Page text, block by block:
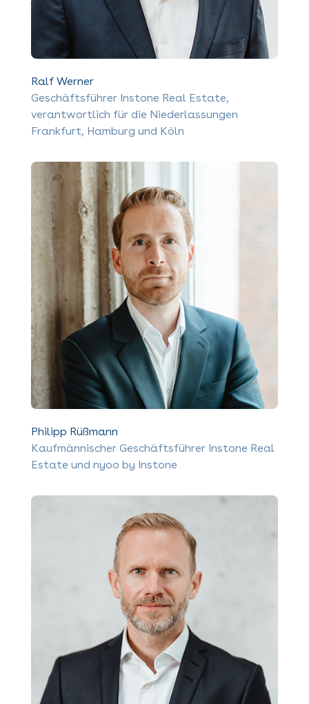
Ralf Werner
Geschäftsführer Instone Real Estate,
verantwortlich für die Niederlassungen
Frankfurt, Hamburg und Köln
Philipp Rüßmann
Kaufmännischer Geschäftsführer Instone Real
Estate und nyoo by Instone